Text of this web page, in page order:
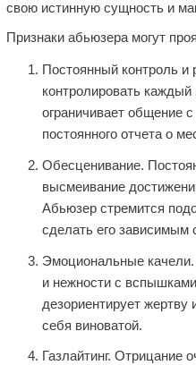
свою истинную сущность и
Признаки абьюзера могут
Постоянный контроль и
контролировать каждый
ограничивает общение
постоянного отчета о
Обесценивание.
высмеивание
Абьюзер стремится
сделать его зависимым
Эмоциональные
и нежности с
дезориентирует жертву
себя виноватой.
Газлайтинг. Отрицание